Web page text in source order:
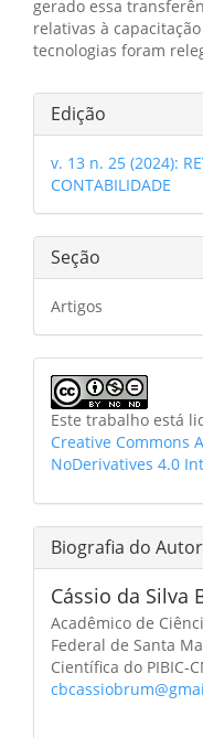
gerado essa
relativas à
tecnologias foram
Detalhes
do
artigo
Edição
v. 13 n. 25 (2024):
CONTABILIDADE
Seção
Artigos
Este trabalho está
Creative Commons
NoDerivatives 4.0
Biografia do Autor
Cássio da Silva
Acadêmico de
Federal de Santa
Científica do PIBIC-